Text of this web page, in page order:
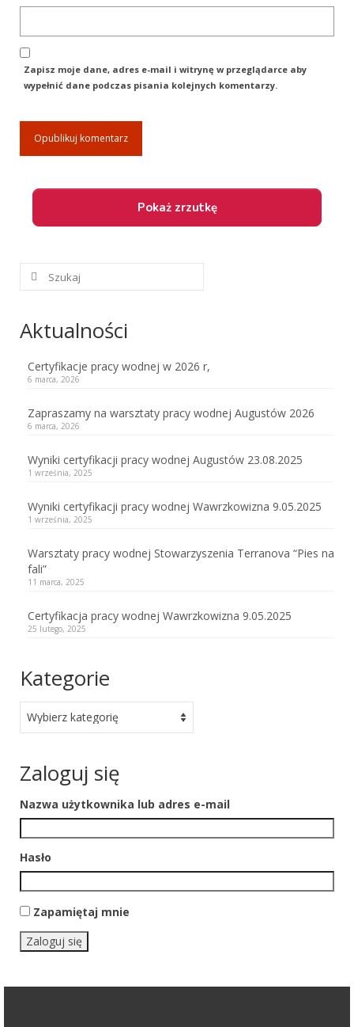
Pozostałe sekcje: + 48535351934; +48
e-mail: terranova.nowofundland@gmail.com
Zapisz moje dane, adres e-mail i witrynę w przeglądarce aby
wypełnić dane podczas pisania kolejnych komentarzy.
Szuklaj
Aktualności
Certyfikacje pracy wodnej w 2026 r,
6 marca, 2026
Zapraszamy na warsztaty pracy wodnej Augustów 2026
6 marca, 2026
Wyniki certyfikacji pracy wodnej Augustów 23.08.2025
1 września, 2025
Wyniki certyfikacji pracy wodnej Wawrzkowizna 9.05.2025
1 września, 2025
Warsztaty pracy wodnej Stowarzyszenia Terranova “Pies na
fali”
11 marca, 2025
Certyfikacja pracy wodnej Wawrzkowizna 9.05.2025
25 lutego, 2025
Kategorie
Zaloguj się
Nazwa użytkownika lub adres e-mail
Hasło
Zapamiętaj mnie
Zaloguj się